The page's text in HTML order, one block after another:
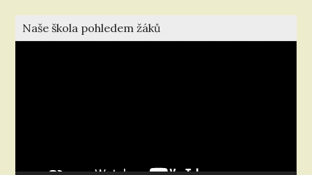
Naše škola pohledem žáků